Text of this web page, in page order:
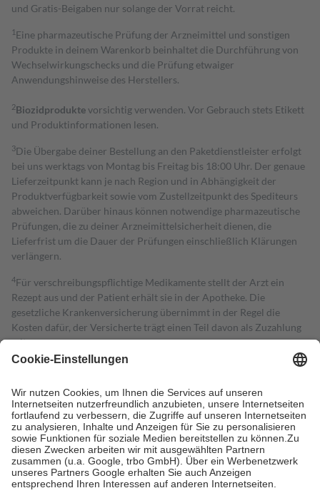
und Gratis-Beigaben nur solange der Vorrat reicht.
1 Eine pharmazeutische Prüfung der Arzneimittel und sonstigen
Produkte in deinem Warenkorb beinhaltet die Durchführung von
Wechselwirkungschecks und die Prüfung etwaiger
Anwendungshinweise des Herstellers.
2Biozidproduktevorsichtig verwenden. Vor Gebrauch stets Etikett
und Produktinformationen lesen.
3Die Übergabe deiner Bestellung an den Paketdienstleister erfolgt
bei uns werktags von Montag bis Freitag bis 18:00 Uhr. Der genaue
Lieferzeitpunkt kann je nach Region und in Abhängigkeit der
Produktverfügbarkeit sowie vom Zustellzeitpunkt des Spediteurs
abweichen. Darüber hinaus können notwendige pharmazeutische
Prüfungen, die zu deiner Arzneimittelsicherheit dienen, die
Lieferfrist um die Dauer der Prüfungen einschließlich Klärungen
verlängern.
4Für verschreibungspflichtige Medikamente stellt der Arzt ein
Rezept aus und der Patient erhält sie in der Apotheke. Die
gesetzliche Krankenversicherung übernimmt in der Regel die
Kosten dafür, der Versicherte trägt einen Teil davon als Zuzahlung
mit.
Grundsätzlich leisten Mitglieder Zuzahlungen in Höhe von zehn
höchstens zehn Euro.
Es sind jedoch nie mehr als die tatsächlichen
Kosten der Leistung zu entrichten.
Diese Regeln gelten grundsätzlich auch für Online-Apotheken.
Bei Heilmitteln und häuslicher Krankenpflege beträgt die
Zuzahlung zehn Prozent der Kosten sowie zehn Euro je
Verordnung.
Um das Engagement der Versicherten für ihre eigene Gesundheit zu
stärken und die besondere Stellung der Familie zu unterstützen,